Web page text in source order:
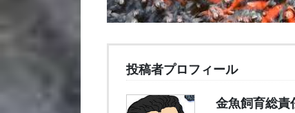
投稿者プロフィール
金魚飼育総責